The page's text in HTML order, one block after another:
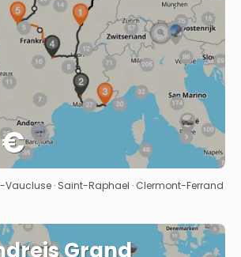
See
· Saint-Raphael · Clermont-Ferrand
Grand